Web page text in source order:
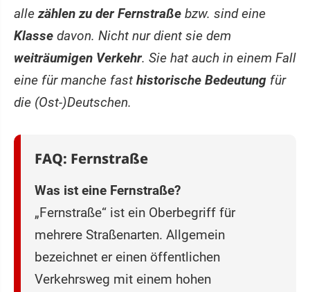
alle zählen zu der Fernstraße bzw. sind eine
Klasse davon. Nicht nur dient sie dem
weiträumigen Verkehr. Sie hat auch in einem Fall
eine für manche fast historische Bedeutung für
die (Ost-)Deutschen.
FAQ: Fernstraße
Was ist eine Fernstraße?
„Fernstraße“ ist ein Oberbegriff für
mehrere Straßenarten. Allgemein
bezeichnet er einen öffentlichen
Verkehrsweg mit einem hohen